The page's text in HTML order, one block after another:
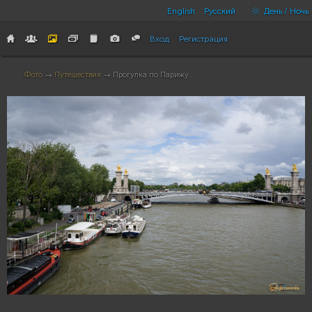
English Русский День / Ночь
Вход Регистрация
Фото → Путешествия → Прогулка по Парижу..
1